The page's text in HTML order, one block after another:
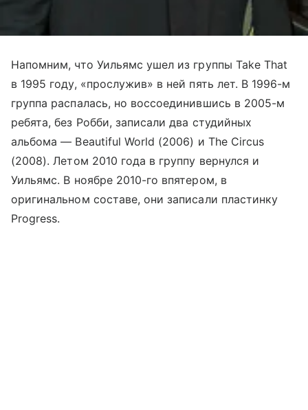
Напомним, что Уильямс ушел из группы Take That
в 1995 году, «прослужив» в ней пять лет. В 1996-м
группа распалась, но воссоединившись в 2005-м
ребята, без Робби, записали два студийных
альбома — Beautiful World (2006) и The Circus
(2008). Летом 2010 года в группу вернулся и
Уильямс. В ноябре 2010-го впятером, в
оригинальном составе, они записали пластинку
Progress.